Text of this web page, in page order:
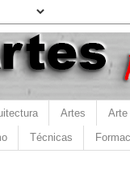
Artes Arte
Técnicas